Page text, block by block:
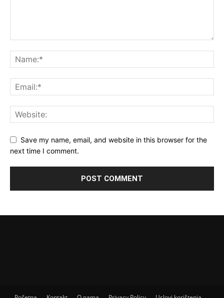
Save my name, email, and website in this browser for the
next time I comment.